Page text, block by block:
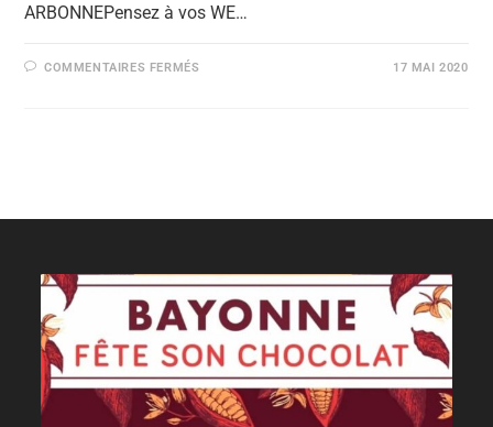
ARBONNEPensez à vos WE…
COMMENTAIRES FERMÉS 17 MAI 2020